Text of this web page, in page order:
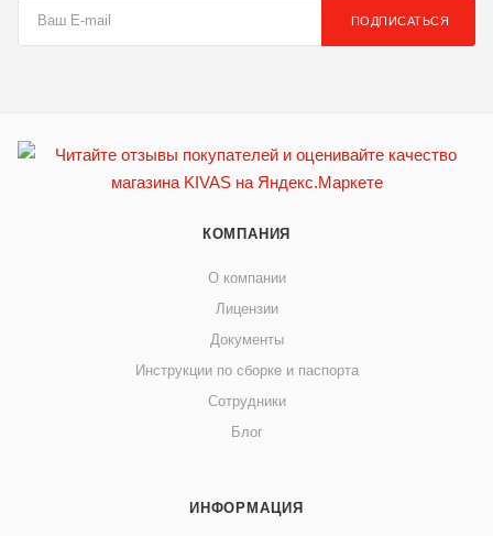
ПОДПИСАТЬСЯ
КОМПАНИЯ
О компании
Лицензии
Документы
Инструкции по сборке и паспорта
Сотрудники
Блог
ИНФОРМАЦИЯ